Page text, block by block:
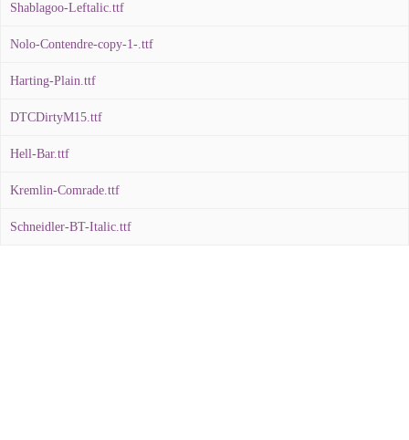
Shablagoo-Leftalic.ttf
Nolo-Contendre-copy-1-.ttf
Harting-Plain.ttf
DTCDirtyM15.ttf
Hell-Bar.ttf
Kremlin-Comrade.ttf
Schneidler-BT-Italic.ttf